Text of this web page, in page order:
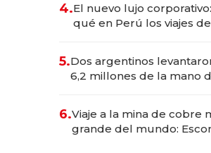
4.El nuevo lujo
qué en Perú los viajes de
para convertirse en
transformadoras
5.Dos argentinos
6,2 millones de la mano
6.Viaje a la mina de cobre
grande del mundo: